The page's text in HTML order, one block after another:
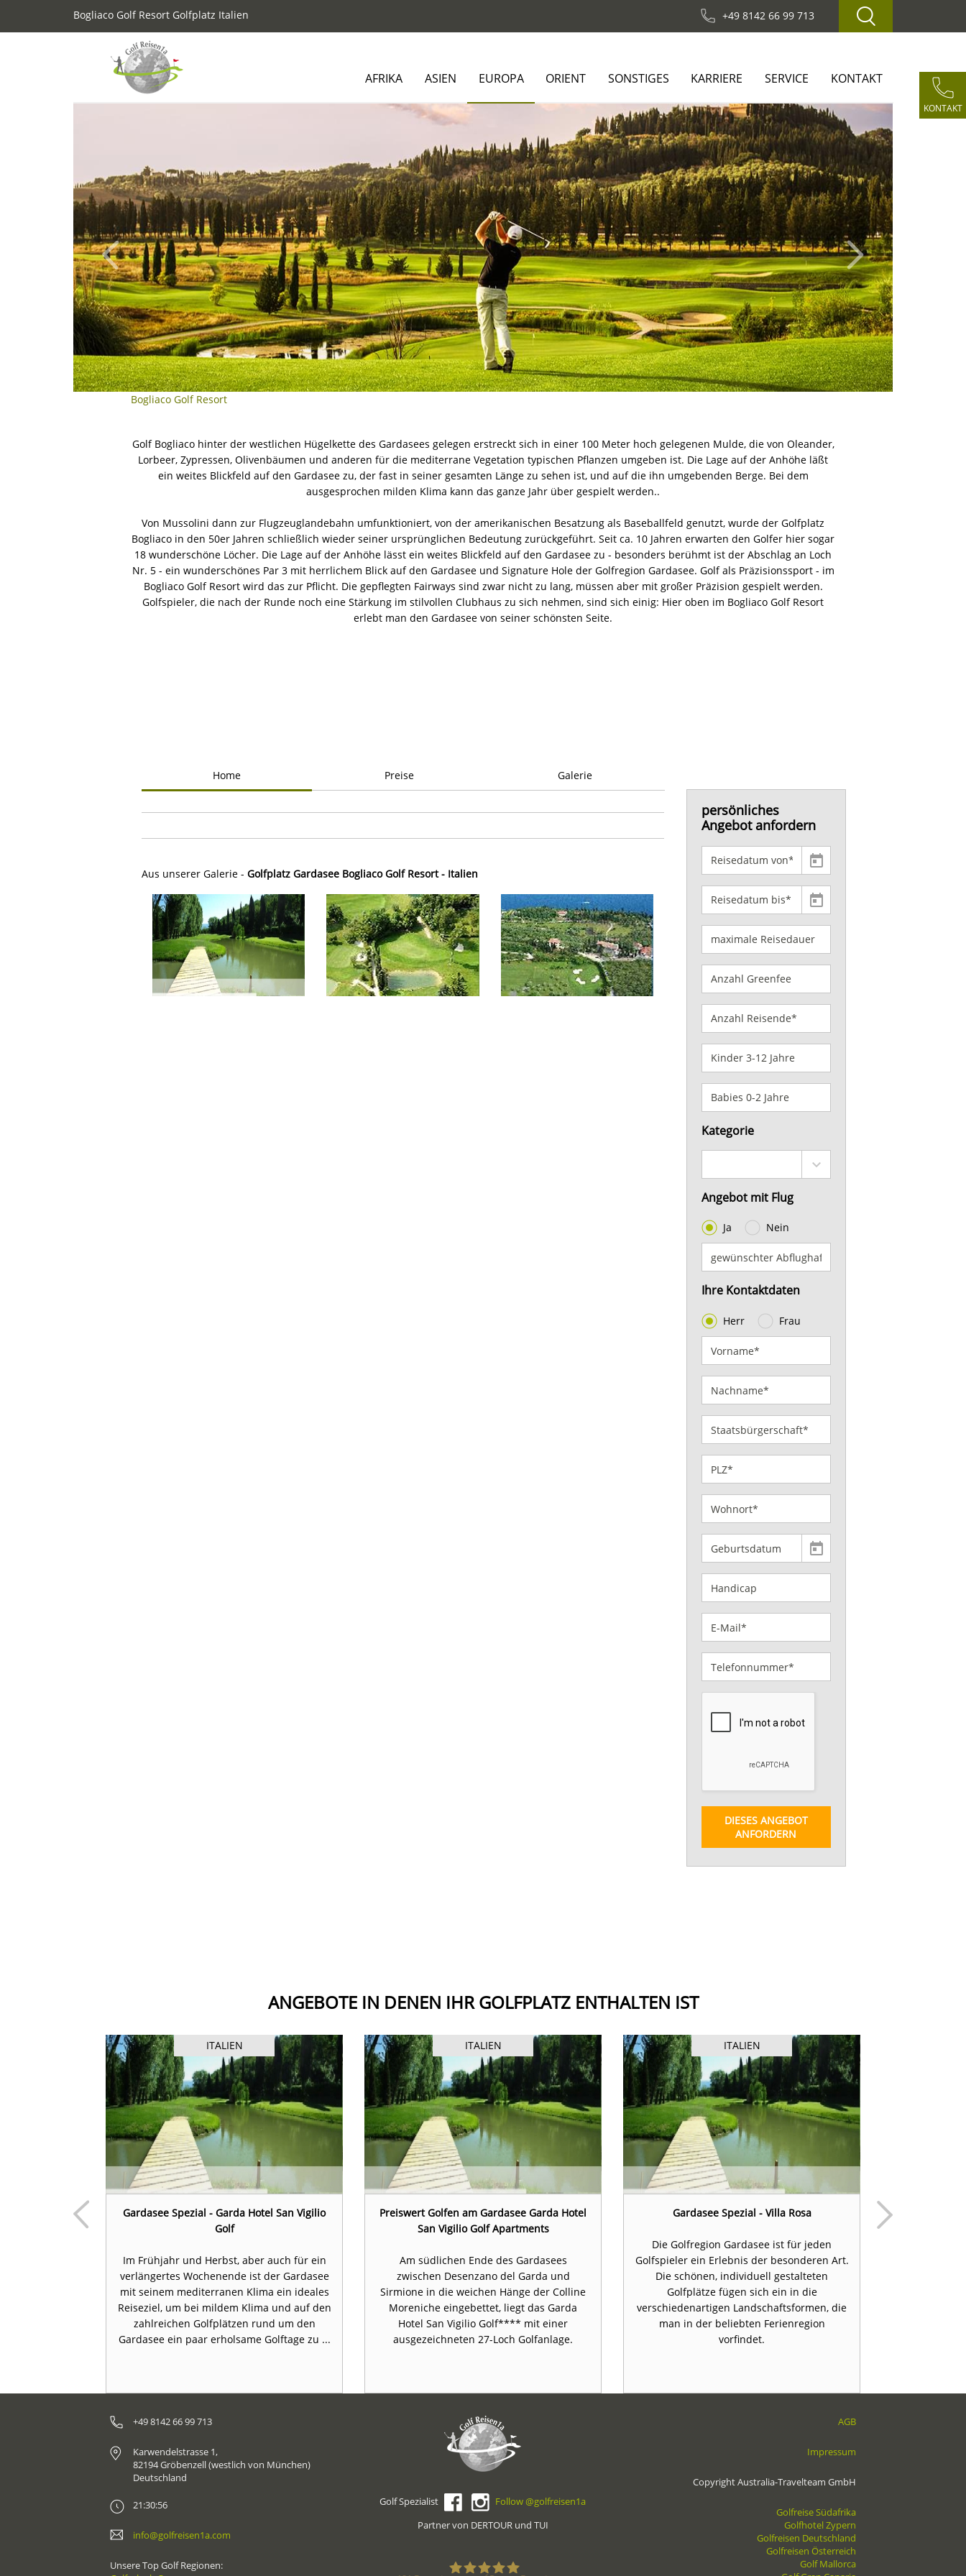
Bogliaco Golf Resort Golfplatz Italien +49 8142 66 99 713
KONTAKT
AFRIKA ASIEN EUROPA ORIENT SONSTIGES KARRIERE SERVICE KONTAKT
Next
Bogliaco Golf Resort
Golf Bogliaco hinter der westlichen Hügelkette des Gardasees gelegen erstreckt sich in einer 100 Meter hoch gelegenen Mulde, die von Oleander,
Lorbeer, Zypressen, Olivenbäumen und anderen für die mediterrane Vegetation typischen Pflanzen umgeben ist. Die Lage auf der Anhöhe läßt
ein weites Blickfeld auf den Gardasee zu, der fast in seiner gesamten Länge zu sehen ist, und auf die ihn umgebenden Berge. Bei dem
ausgesprochen milden Klima kann das ganze Jahr über gespielt werden..
Von Mussolini dann zur Flugzeuglandebahn umfunktioniert, von der amerikanischen Besatzung als Baseballfeld genutzt, wurde der Golfplatz
Bogliaco in den 50er Jahren schließlich wieder seiner ursprünglichen Bedeutung zurückgeführt. Seit ca. 10 Jahren erwarten den Golfer hier sogar
18 wunderschöne Löcher. Die Lage auf der Anhöhe lässt ein weites Blickfeld auf den Gardasee zu - besonders berühmt ist der Abschlag an Loch
Nr. 5 - ein wunderschönes Par 3 mit herrlichem Blick auf den Gardasee und Signature Hole der Golfregion Gardasee. Golf als Präzisionssport - im
Bogliaco Golf Resort wird das zur Pflicht. Die gepflegten Fairways sind zwar nicht zu lang, müssen aber mit großer Präzision gespielt werden.
Golfspieler, die nach der Runde noch eine Stärkung im stilvollen Clubhaus zu sich nehmen, sind sich einig: Hier oben im Bogliaco Golf Resort
erlebt man den Gardasee von seiner schönsten Seite.
Home Preise Galerie
Aus unserer Galerie - Golfplatz Gardasee Bogliaco Golf Resort - Italien
persönliches
Angebot anfordern
Kategorie
Angebot mit Flug
Ja Nein
Ihre Kontaktdaten
Herr Frau
DIESES ANGEBOT
ANFORDERN
ANGEBOTE IN DENEN IHR GOLFPLATZ ENTHALTEN IST
ITALIEN
Gardasee Spezial - Garda Hotel San Vigilio
Golf
Im Frühjahr und Herbst, aber auch für ein
verlängertes Wochenende ist der Gardasee
mit seinem mediterranen Klima ein ideales
Reiseziel, um bei mildem Klima und auf den
zahlreichen Golfplätzen rund um den
Gardasee ein paar erholsame Golftage zu ...
ITALIEN
Preiswert Golfen am Gardasee Garda Hotel
San Vigilio Golf Apartments
Am südlichen Ende des Gardasees
zwischen Desenzano del Garda und
Sirmione in die weichen Hänge der Colline
Moreniche eingebettet, liegt das Garda
Hotel San Vigilio Golf**** mit einer
ausgezeichneten 27-Loch Golfanlage.
ITALIEN
Gardasee Spezial - Villa Rosa
Die Golfregion Gardasee ist für jeden
Golfspieler ein Erlebnis der besonderen Art.
Die schönen, individuell gestalteten
Golfplätze fügen sich ein in die
verschiedenartigen Landschaftsformen, die
man in der beliebten Ferienregion
vorfindet.
+49 8142 66 99 713
Karwendelstrasse 1,
82194 Gröbenzell (westlich von München)
Deutschland
21:30:56
info@golfreisen1a.com
Unsere Top Golf Regionen:
Golf Spezialist
Follow @golfreisen1a
Partner von DERTOUR und TUI
AGB
Impressum
Copyright Australia-Travelteam GmbH
Golfreise Südafrika
Golfhotel Zypern
Golfreisen Deutschland
Golfreisen Österreich
Golf Mallorca